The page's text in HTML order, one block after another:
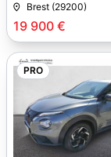
19 900 €
Brest (29200)
PRO